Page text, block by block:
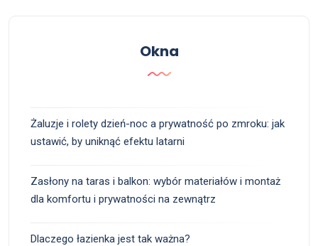
Okna
Żaluzje i rolety dzień-noc a prywatność po zmroku: jak
ustawić, by uniknąć efektu latarni
Zasłony na taras i balkon: wybór materiałów i montaż
dla komfortu i prywatności na zewnątrz
Dlaczego łazienka jest tak ważna?